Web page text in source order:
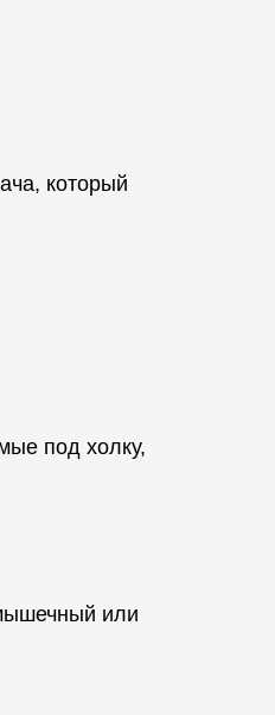
который
под холку,
или